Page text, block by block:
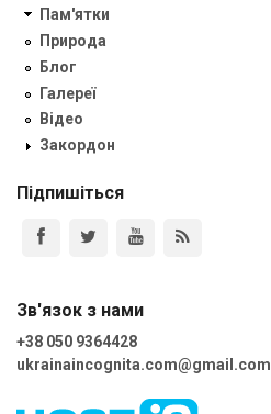
Пам'ятки
Природа
Блог
Галереї
Відео
Закордон
Підпишіться
Зв'язок з нами
+38 050 9364428
ukrainaincognita.com@gmail.com